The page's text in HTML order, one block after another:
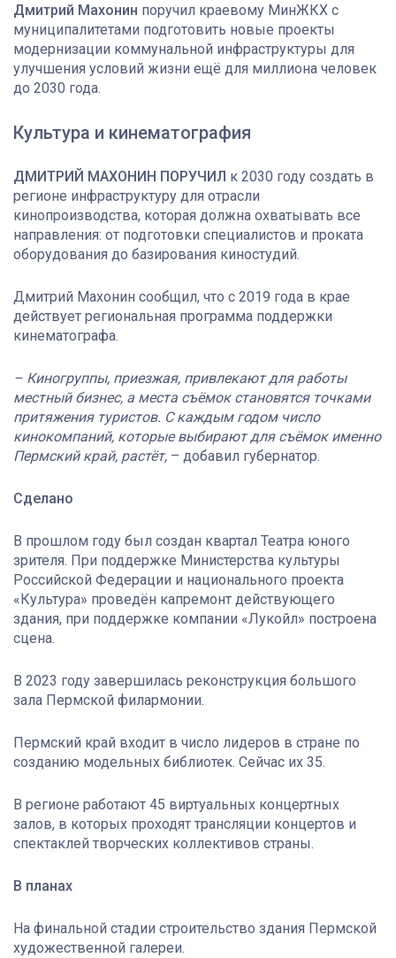
Дмитрий Махонин поручил краевому МинЖКХ с
муниципалитетами подготовить новые проекты
модернизации коммунальной инфраструктуры для
улучшения условий жизни ещё для миллиона человек
до 2030 года.
Культура и кинематография
ДМИТРИЙ МАХОНИН ПОРУЧИЛ к 2030 году создать в
регионе инфраструктуру для отрасли
кинопроизводства, которая должна охватывать все
направления: от подготовки специалистов и проката
оборудования до базирования киностудий.
Дмитрий Махонин сообщил, что с 2019 года в крае
действует региональная программа поддержки
кинематографа.
– Киногруппы, приезжая, привлекают для работы
местный бизнес, а места съёмок становятся точками
притяжения туристов. С каждым годом число
кинокомпаний, которые выбирают для съёмок именно
Пермский край, растёт, – добавил губернатор.
Сделано
В прошлом году был создан квартал Театра юного
зрителя. При поддержке Министерства культуры
Российской Федерации и национального проекта
«Культура» проведён капремонт действующего
здания, при поддержке компании «Лукойл» построена
сцена.
В 2023 году завершилась реконструкция большого
зала Пермской филармонии.
Пермский край входит в число лидеров в стране по
созданию модельных библиотек. Сейчас их 35.
В регионе работают 45 виртуальных концертных
залов, в которых проходят трансляции концертов и
спектаклей творческих коллективов страны.
В планах
На финальной стадии строительство здания Пермской
художественной галереи.